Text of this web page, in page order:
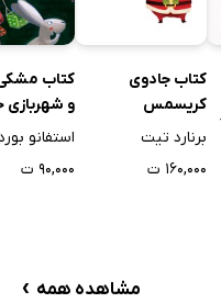
کتاب جادوی
کریسمس
برنارد تیت
۱۶۰,۰۰۰ ت
کتاب
و شهربازی
استفانو
۹۰,۰۰۰ ت
مشاهده همه ›